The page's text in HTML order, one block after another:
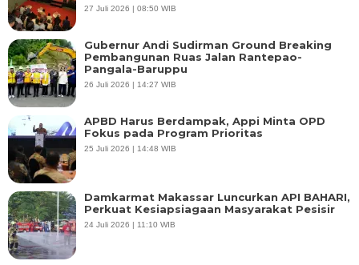
27 Juli 2026 | 08:50 WIB
Gubernur Andi Sudirman Ground Breaking
Pembangunan Ruas Jalan Rantepao-
Pangala-Baruppu
26 Juli 2026 | 14:27 WIB
APBD Harus Berdampak, Appi Minta OPD
Fokus pada Program Prioritas
25 Juli 2026 | 14:48 WIB
Damkarmat Makassar Luncurkan API BAHARI,
Perkuat Kesiapsiagaan Masyarakat Pesisir
24 Juli 2026 | 11:10 WIB